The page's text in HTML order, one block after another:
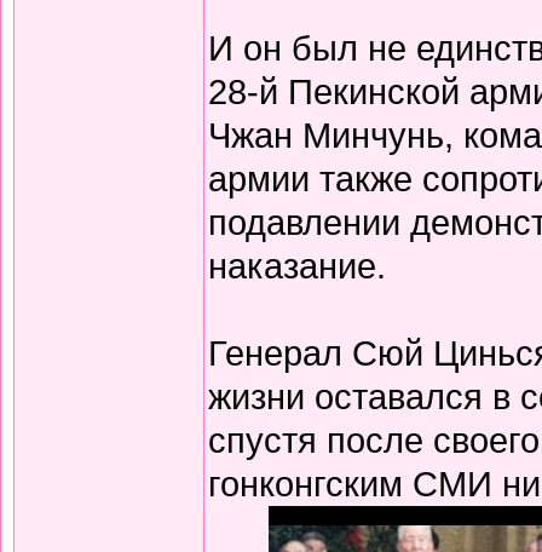
И он был не
28-й Пекинской
Чжан Минчунь,
армии также
подавлении
наказание.
Генерал Сюй
жизни оставался в
спустя после
гонконгским СМИ